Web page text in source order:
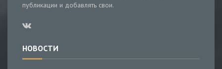
публикации и добавлять свои.
НОВОСТИ